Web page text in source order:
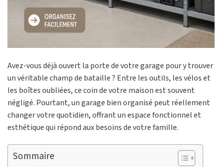
Avez-vous déjà ouvert la porte de votre garage pour y trouver
un véritable champ de bataille ? Entre les outils, les vélos et
les boîtes oubliées, ce coin de votre maison est souvent
négligé. Pourtant, un garage bien organisé peut réellement
changer votre quotidien, offrant un espace fonctionnel et
esthétique qui répond aux besoins de votre famille.
Sommaire